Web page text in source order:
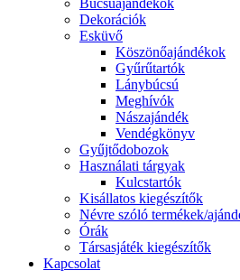
Búcsúajándékok
Dekorációk
Esküvő
Köszönőajándékok
Gyűrűtartók
Lánybúcsú
Meghívók
Nászajándék
Vendégkönyv
Gyűjtődobozok
Használati tárgyak
Kulcstartók
Kisállatos kiegészítők
Névre szóló termékek/
Órák
Társasjáték kiegészítők
Kapcsolat